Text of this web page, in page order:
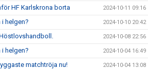
HF Karlskrona borta 2024-10-11 09:16
i helgen? 2024-10-10 20:42
2024-10-08 22:56
i helgen? 2024-10-04 16:49
matchtröja nu! 2024-10-04 13:08